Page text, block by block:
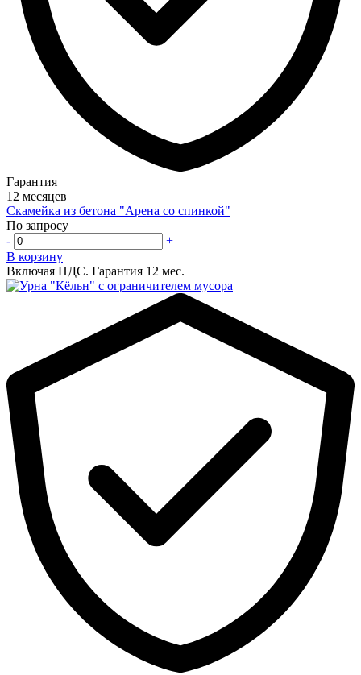
Гарантия
12 месяцев
Скамейка из бетона "Арена со спинкой"
По запросу
-
+
В корзину
Включая НДС. Гарантия 12 мес.